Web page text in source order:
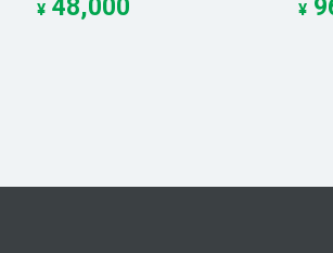
¥48,000 ¥